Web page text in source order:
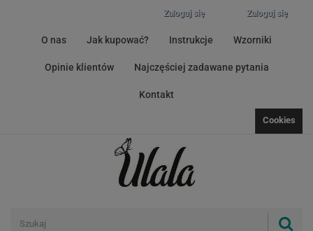
Zaloguj się
Zaloguj się
O nas Jak kupować? Instrukcje Wzorniki
Opinie klientów Najczęściej zadawane pytania
Kontakt
Cookies